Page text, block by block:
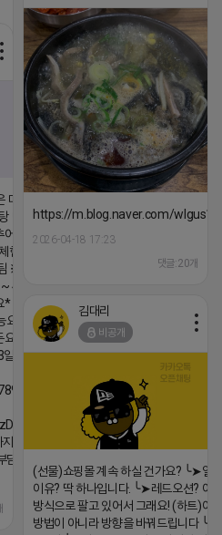
https://m.blog.naver.com/
2026-04-18 17:23
댓글:20개
장과, 프
맛집 10
어탕에서
험메뉴※
※모집기
4/26 사
* ※체험단
요일※ 모
요일 12 ~
일 이내 ※
가능 체
입니다.
김대리
비공개
(선물)쇼핑몰 계속 하실 건가요? ╰➤열
이유? 딱 하나입니다. ╰➤레드오션? 아
방식으로 팔고 있어서 그래요! (하트)이
방법이 아니라 방향을 바꿔드립니다